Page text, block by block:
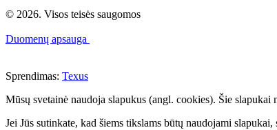
© 2026. Visos teisės saugomos
Duomenų apsauga
Sprendimas: Texus
Mūsų svetainė naudoja slapukus (angl. cookies). Šie
Jei Jūs sutinkate, kad šiems tikslams būtų naudojami